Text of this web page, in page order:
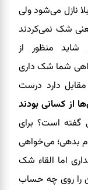
نازل می‌شود ولی
شک نمی‌کردند
شاید منظور از
شما شک داری
دارد درست
از کسانی بودند
است؟ برای
بدهی؛ می‌خواهی
اما القاء شک
را روی چه حساب